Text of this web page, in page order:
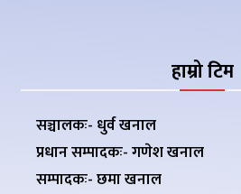
हाम्रो टिम
सञ्चालकः- धुर्व खनाल
प्रधान सम्पादकः- गणेश खनाल
सम्पादकः- छमा खनाल